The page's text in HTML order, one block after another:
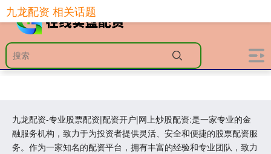
九龙配资-专业股票配资|配资开户|网上炒股配资:是一家专业的金
融服务机构，致力于为投资者提供灵活、安全和便捷的股票配资服
务。作为一家知名的配资平台，拥有丰富的经验和专业团队，致力
九龙配资 相关话题